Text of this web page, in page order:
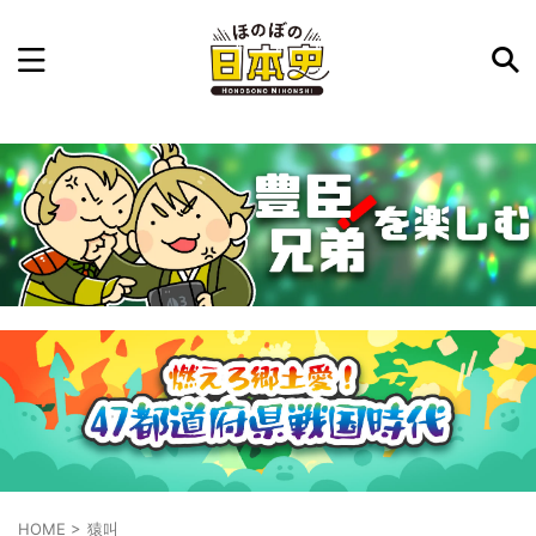
気になった日本史の事件や人物、時代などを入力して
ね。中の人が24時間手動で検索結果を提示するよ（嘘
です）
例：織田信長 長篠の戦い
HOME > 猿叫